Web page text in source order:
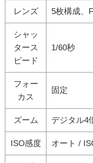
レンズ 5枚構成、
シャッ
タース
ピード
1/60秒
フォー
カス
固定
ズーム デジタル4
ISO感度 オート /